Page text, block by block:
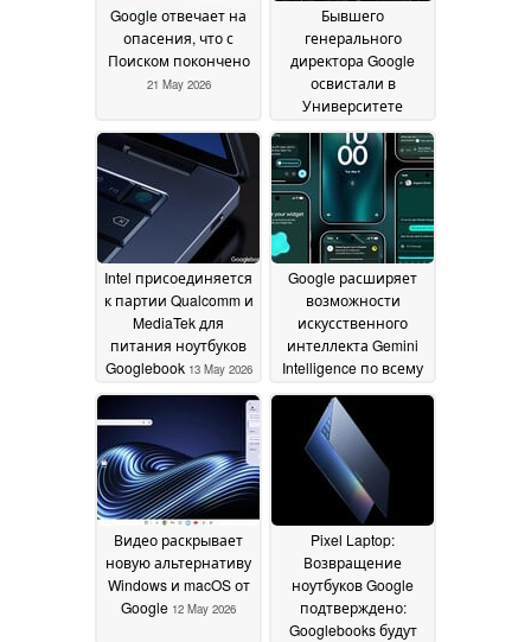
Google отвечает на
опасения, что с
Поиском покончено
21 May 2026
Бывшего
генерального
директора Google
освистали в
Университете
высказывания об
искусственном
интеллекте19 May 2026
Intel присоединяется
к партии Qualcomm и
MediaTek для
питания ноутбуков
Googlebook 13 May 2026
Google расширяет
возможности
искусственного
интеллекта Gemini
Intelligence по всему
13 May
2026
Видео раскрывает
новую альтернативу
Windows и macOS от
Google 12 May 2026
Pixel Laptop:
Возвращение
ноутбуков Google
подтверждено:
Googlebooks будут